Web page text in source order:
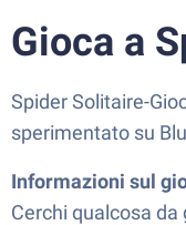
Gioca a
Spider Solitaire-
sperimentato su
Informazioni sul
Cerchi qualcosa